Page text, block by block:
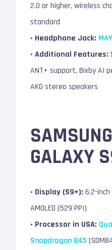
2.0 or higher, wireless
standard
• Headphone Jack:
• Additional Features:
ANT+ support, Bixby AI
AKG stereo speakers
SAMSUNG
GALAXY
• Display (S9+): 6.2-inch
AMOLED (529 PPI)
• Processor in USA:
Snapdragon 845